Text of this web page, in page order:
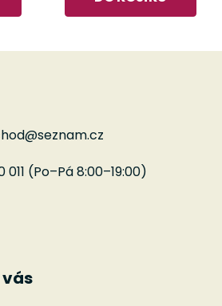
@seznam.cz
(Po–Pá 8:00–19:00)